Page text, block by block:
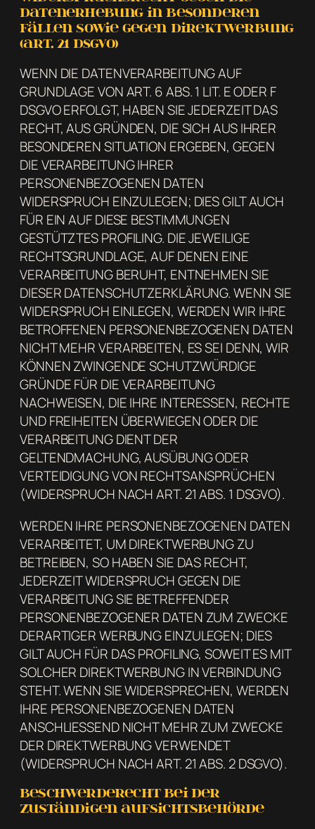
Datenerhebung in besonderen
Fällen sowie gegen Direktwerbung
(Art. 21 DSGVO)
WENN DIE DATENVERARBEITUNG AUF
GRUNDLAGE VON ART. 6 ABS. 1 LIT. E ODER F
DSGVO ERFOLGT, HABEN SIE JEDERZEIT DAS
RECHT, AUS GRÜNDEN, DIE SICH AUS IHRER
BESONDEREN SITUATION ERGEBEN, GEGEN
DIE VERARBEITUNG IHRER
PERSONENBEZOGENEN DATEN
WIDERSPRUCH EINZULEGEN; DIES GILT AUCH
FÜR EIN AUF DIESE BESTIMMUNGEN
GESTÜTZTES PROFILING. DIE JEWEILIGE
RECHTSGRUNDLAGE, AUF DENEN EINE
VERARBEITUNG BERUHT, ENTNEHMEN SIE
DIESER DATENSCHUTZERKLÄRUNG. WENN SIE
WIDERSPRUCH EINLEGEN, WERDEN WIR IHRE
BETROFFENEN PERSONENBEZOGENEN DATEN
NICHT MEHR VERARBEITEN, ES SEI DENN, WIR
KÖNNEN ZWINGENDE SCHUTZWÜRDIGE
GRÜNDE FÜR DIE VERARBEITUNG
NACHWEISEN, DIE IHRE INTERESSEN, RECHTE
UND FREIHEITEN ÜBERWIEGEN ODER DIE
VERARBEITUNG DIENT DER
GELTENDMACHUNG, AUSÜBUNG ODER
VERTEIDIGUNG VON RECHTSANSPRÜCHEN
(WIDERSPRUCH NACH ART. 21 ABS. 1 DSGVO).
WERDEN IHRE PERSONENBEZOGENEN DATEN
VERARBEITET, UM DIREKTWERBUNG ZU
BETREIBEN, SO HABEN SIE DAS RECHT,
JEDERZEIT WIDERSPRUCH GEGEN DIE
VERARBEITUNG SIE BETREFFENDER
PERSONENBEZOGENER DATEN ZUM ZWECKE
DERARTIGER WERBUNG EINZULEGEN; DIES
GILT AUCH FÜR DAS PROFILING, SOWEIT ES MIT
SOLCHER DIREKTWERBUNG IN VERBINDUNG
STEHT. WENN SIE WIDERSPRECHEN, WERDEN
IHRE PERSONENBEZOGENEN DATEN
ANSCHLIESSEND NICHT MEHR ZUM ZWECKE
DER DIREKTWERBUNG VERWENDET
(WIDERSPRUCH NACH ART. 21 ABS. 2 DSGVO).
Beschwerde­recht bei der
zuständigen Aufsichts­behörde